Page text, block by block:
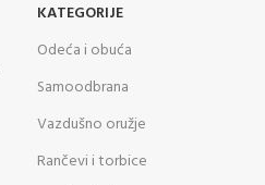
KATEGORIJE
Odeća i obuća
Samoodbrana
Vazdušno oružje
Rančevi i torbice